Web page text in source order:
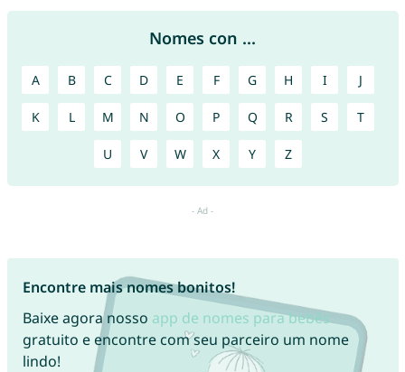
Nomes con ...
A B C D E F G H I J
K L M N O P Q R S T
U V W X Y Z
Encontre mais nomes bonitos!
Baixe agora nosso app de nomes para bebês
gratuito e encontre com seu parceiro um nome
lindo!